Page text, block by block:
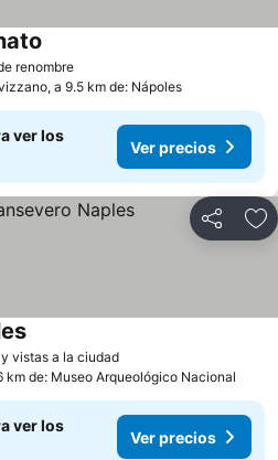
renombre
a 9.5 km de: Nápoles
ver los
Ver precios
Compartir
vistas a la ciudad
km de: Museo Arqueológico Nacional
ver los
Ver precios